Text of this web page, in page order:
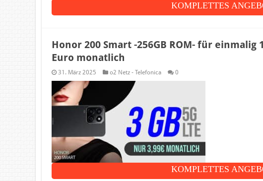
KOMPLETTES
Honor 200 Smart -256GB ROM- für einmalig
Euro monatlich
31. März 2025 o2 Netz - Telefonica 0
KOMPLETTES